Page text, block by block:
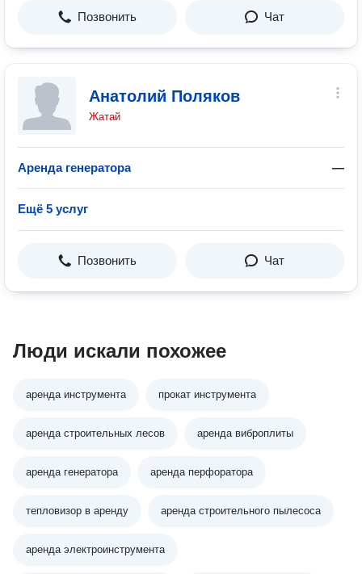
Позвонить Чат
Анатолий Поляков
Жатай
Аренда генератора —
Ещё 5 услуг
Позвонить Чат
Люди искали похожее
аренда инструмента прокат инструмента
аренда строительных лесов аренда виброплиты
аренда генератора аренда перфоратора
тепловизор в аренду аренда строительного пылесоса
аренда электроинструмента